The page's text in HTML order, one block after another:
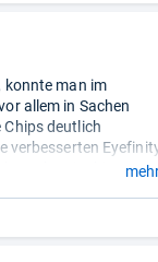
konnte man im
allem in Sachen
Chips deutlich
verbesserten
bereits bis zu